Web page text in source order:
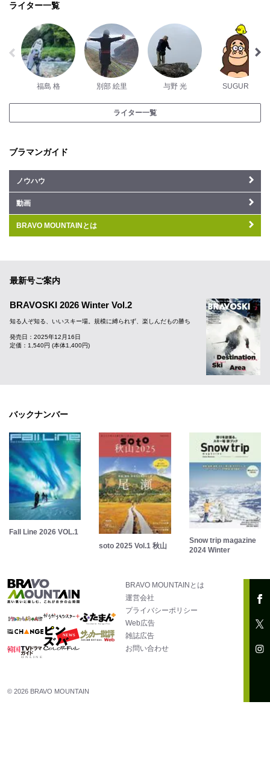
ライター一覧
福島 格 別部 絵里 与野 光 SUGURU
ライター一覧
ブラマンガイド
ノウハウ
動画
BRAVO MOUNTAINとは
最新号ご案内
BRAVOSKI 2026 Winter Vol.2
知る人ぞ知る、いいスキー場。規模に縛られず、楽しんだもの勝ち
発売日：2025年12月16日
定価：1,540円 (本体1,400円)
バックナンバー
Fall Line 2026 VOL.1
soto 2025 Vol.1 秋山
Snow trip magazine
2024 Winter
BRAVO MOUNTAINとは
運営会社
プライバシーポリシー
Web広告
雑誌広告
お問い合わせ
© 2026 BRAVO MOUNTAIN